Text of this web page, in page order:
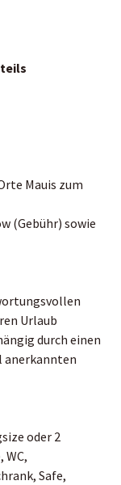
Mauis zum
(Gebühr) sowie
Urlaub
durch einen
anerkannten
oder 2
WC,
Safe,